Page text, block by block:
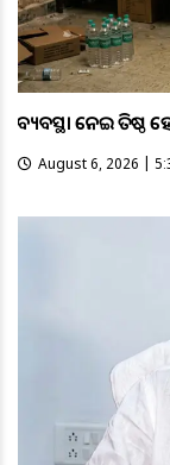
ଅବ୍ୟବସ୍ଥା ନେଇ
August 6, 2026 |